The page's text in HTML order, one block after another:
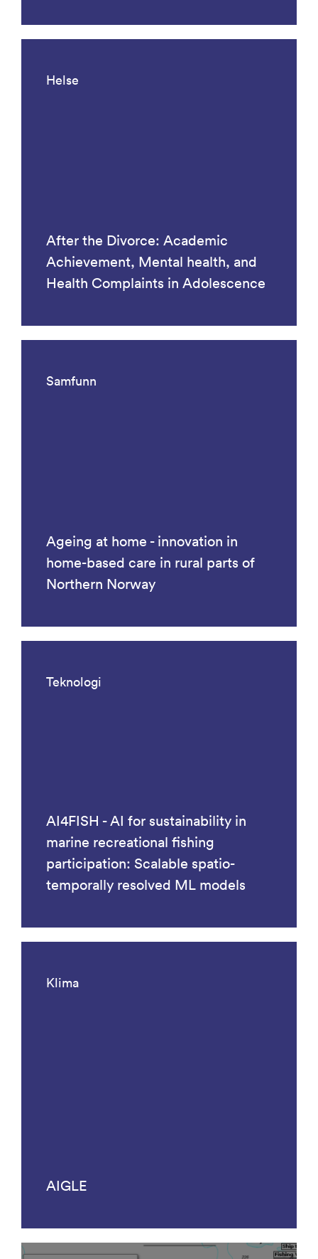
Helse
After the Divorce: Academic
Achievement, Mental health, and
Health Complaints in Adolescence
Samfunn
Ageing at home - innovation in
home-based care in rural parts of
Northern Norway
Teknologi
AI4FISH - AI for sustainability in
marine recreational fishing
participation: Scalable spatio-
temporally resolved ML models
Klima
AIGLE